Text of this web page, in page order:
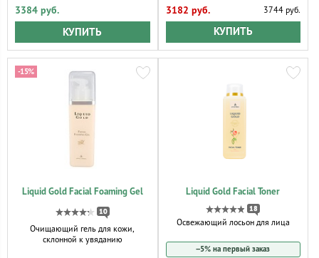
3384 руб.
КУПИТЬ
3182 руб. 3744 руб.
КУПИТЬ
Liquid Gold Facial Foaming Gel
10
Очищающий гель для кожи,
склонной к увяданию
-15%
Liquid Gold Facial Toner
18
Освежающий лосьон для лица
−5% на первый заказ